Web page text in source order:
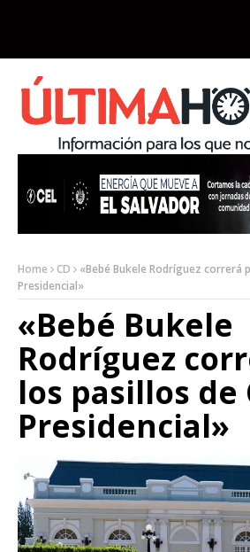
Home CD
«Bebé Bukele Rodríguez correrá
Presidencial»
«Bebé Bukele
Rodríguez
los pasillos de
Presidencial»